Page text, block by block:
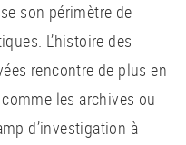
son périmètre de
L’histoire des
rencontre de plus en
les archives ou
d’investigation à